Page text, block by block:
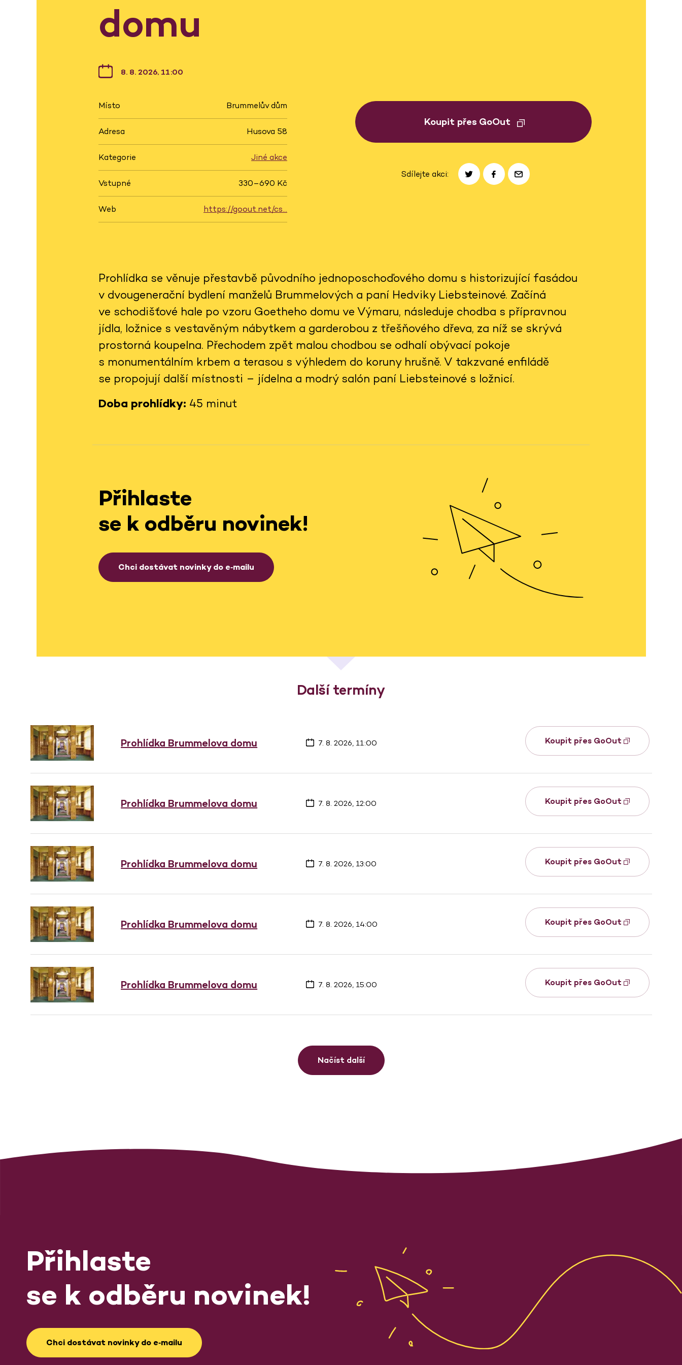
domu
8. 8. 2026, 11:00
Místo Brummelův dům
Adresa Husova 58
Kategorie Jiné akce
Vstupné 330–690 Kč
Web https://goout.net/cs…
Koupit přes GoOut
Sdílejte akci:
Prohlídka se věnuje přestavbě původního jednoposchoďového domu s historizující fasádou
v dvougenerační bydlení manželů Brummelových a paní Hedviky Liebsteinové. Začíná
ve schodišťové hale po vzoru Goetheho domu ve Výmaru, následuje chodba s přípravnou
jídla, ložnice s vestavěným nábytkem a garderobou z třešňového dřeva, za níž se skrývá
prostorná koupelna. Přechodem zpět malou chodbou se odhalí obývací pokoje
s monumentálním krbem a terasou s výhledem do koruny hrušně. V takzvané enfiládě
se propojují další místnosti – jídelna a modrý salón paní Liebsteinové s ložnicí.
Doba prohlídky: 45 minut
Přihlaste
se k odběru novinek!
Chci dostávat novinky do e‑mailu
Další termíny
Prohlídka Brummelova domu 7. 8. 2026, 11:00 Koupit přes GoOut
Prohlídka Brummelova domu 7. 8. 2026, 12:00 Koupit přes GoOut
Prohlídka Brummelova domu 7. 8. 2026, 13:00 Koupit přes GoOut
Prohlídka Brummelova domu 7. 8. 2026, 14:00 Koupit přes GoOut
Prohlídka Brummelova domu 7. 8. 2026, 15:00 Koupit přes GoOut
Načíst další
Přihlaste
se k odběru novinek!
Chci dostávat novinky do e‑mailu